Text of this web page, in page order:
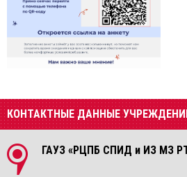
КОНТАКТНЫЕ ДАННЫЕ
ГАУЗ «РЦПБ СПИД и ИЗ МЗ